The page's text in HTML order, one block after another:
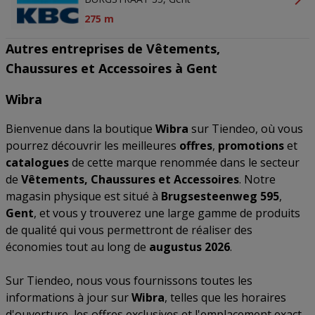
275 m
Autres entreprises de Vêtements,
Chaussures et Accessoires à Gent
Wibra
Bienvenue dans la boutique Wibra sur Tiendeo, où vous
pourrez découvrir les meilleures offres, promotionset
cataloguesde cette marque renommée dans le secteur
de Vêtements, Chaussures et Accessoires. Notre
magasin physique est situé à Brugsesteenweg 595,
Gent, et vous y trouverez une large gamme de produits
de qualité qui vous permettront de réaliser des
économies tout au long de augustus 2026.
Sur Tiendeo, nous vous fournissons toutes les
informations à jour surWibra, telles que les horaires